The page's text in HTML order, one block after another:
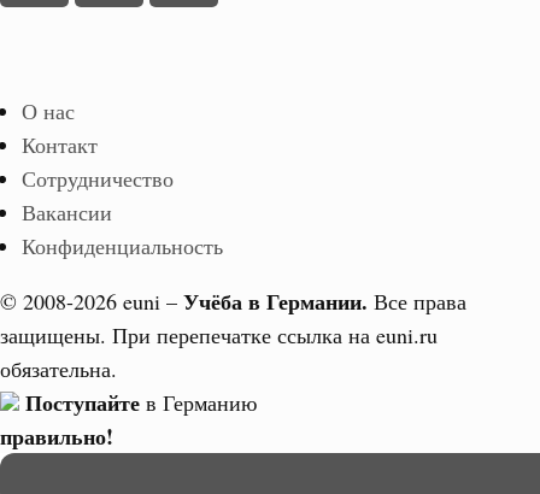
О нас
Контакт
Сотрудничество
Вакансии
Конфиденциальность
© 2008-2026 euni – Учёба в Германии. Все права
защищены. При перепечатке ссылка на euni.ru
обязательна.
Поступайте в Германию
правильно!